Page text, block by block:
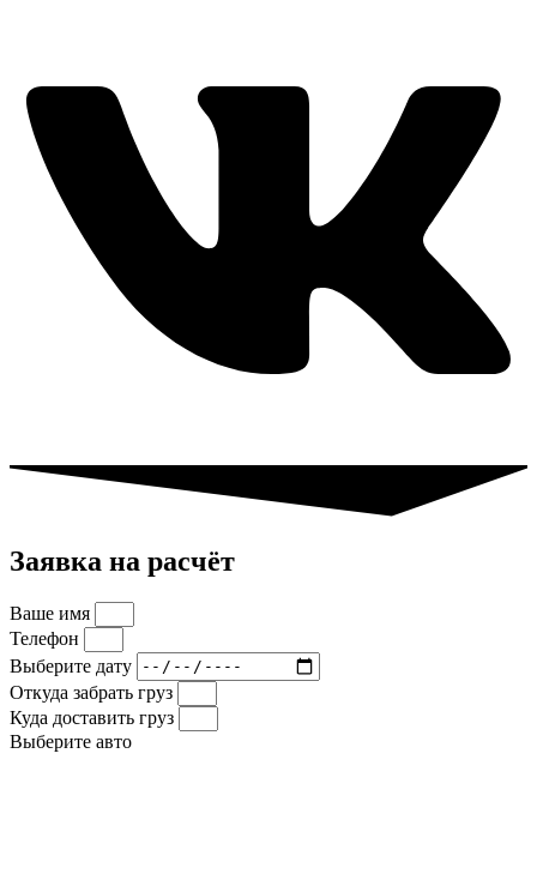
Заявка на расчёт
Ваше имя
Телефон
Выберите дату
Откуда забрать груз
Куда доставить груз
Выберите авто